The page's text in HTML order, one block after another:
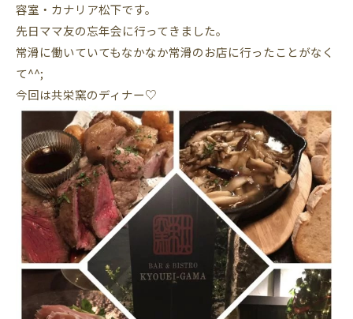
容室・カナリア松下です。
先日ママ友の忘年会に行ってきました。
常滑に働いていてもなかなか常滑のお店に行ったことがなく
て^^;
今回は共栄窯のディナー♡